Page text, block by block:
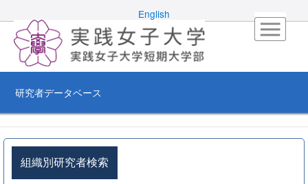
English
研究者データベース
組織別研究者検索